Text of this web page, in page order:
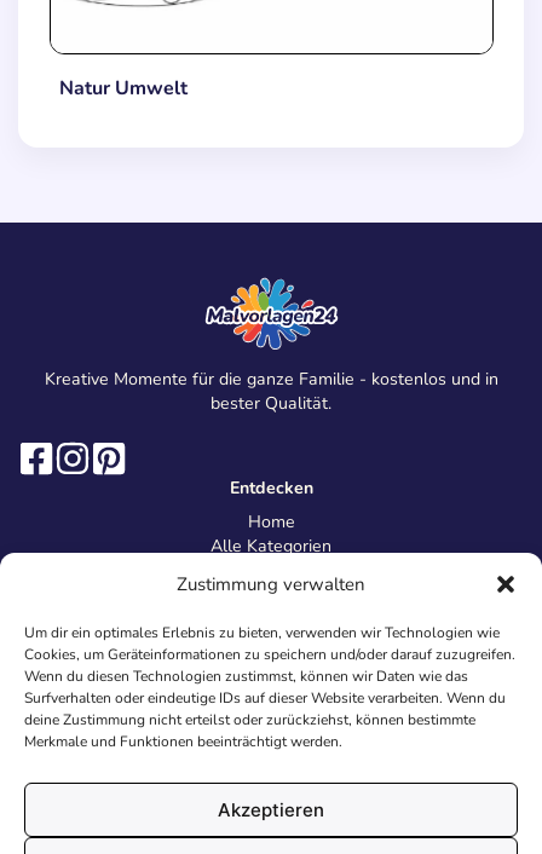
Zustimmung verwalten
Um dir ein optimales Erlebnis zu bieten, verwenden wir Technologien wie
Cookies, um Geräteinformationen zu speichern und/oder darauf zuzugreifen.
Wenn du diesen Technologien zustimmst, können wir Daten wie das
Surfverhalten oder eindeutige IDs auf dieser Website verarbeiten. Wenn du
deine Zustimmung nicht erteilst oder zurückziehst, können bestimmte
Merkmale und Funktionen beeinträchtigt werden.
Akzeptieren
Natur Umwelt
Kreative Momente für die ganze Familie - kostenlos und in
bester Qualität.
Entdecken
Home
Alle Kategorien
Information
Über uns
Kontakt
Inhaltsrichtlinien
Recht & Datenschutz
Impressum
AGB
Cookies